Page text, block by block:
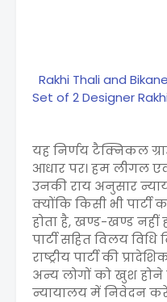
Rakhi Thali and
Set of 2 Designer
यह निर्णय टैक्निकल
आधार पर। हम लीगल
उनकी राय अनुसार
क्योंकि किसी भी पार्टी
होता है, खण्ड-खण्ड नहीं
पार्टी सहित विलय
राष्ट्रीय पार्टी की
अन्य लोगों को खुश होने
न्यायालय में निवेदन